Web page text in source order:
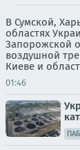
В Сумской,
областях
Запорожской
воздушной
Киеве и
01:46